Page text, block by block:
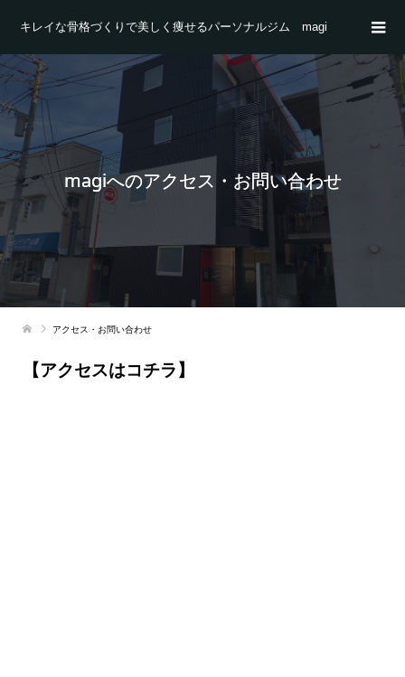
キレイな骨格づくりで美しく痩せるパーソナルジム magi
magiへのアクセス・お問い合わせ
アクセス・お問い合わせ
【アクセスはコチラ】